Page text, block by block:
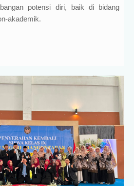
potensi diri, baik di bidang
akademik.